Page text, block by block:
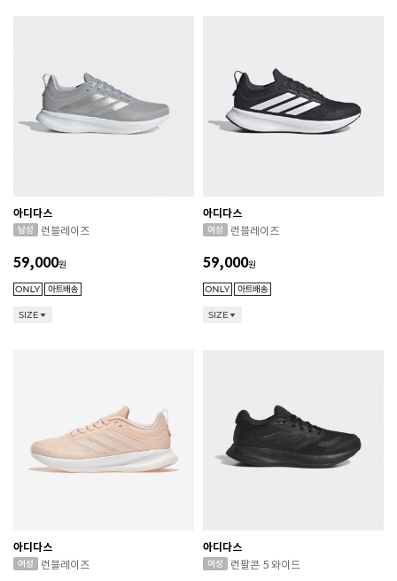
아디다스
런블레이즈
59,000원
SIZE
아디다스
런블레이즈
59,000원
SIZE
아디다스
런블레이즈
아디다스
런팔콘 5 와이드